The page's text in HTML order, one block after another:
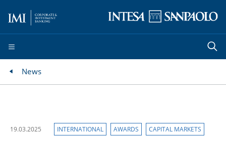
News
19.03.2025 INTERNATIONAL AWARDS CAPITAL MARKETS